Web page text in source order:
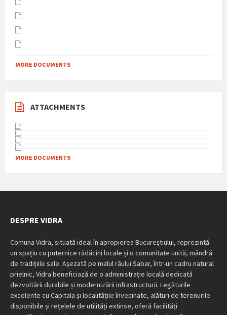
MORE DOCUMENTS
ATTACHMENTS
MORE DOCUMENTS
DESPRE VIDRA
Comuna Vidra, situată ideal în apropierea Bucureștiului, reprezintă
un spațiu cu puternice rădăcini locale și o comunitate unită, mândră
de tradițiile sale. Așezată pe malul râului Sabar, într-un cadru natural
prielnic, Vidra beneficiază de o administrație locală dedicată
dezvoltării durabile și modernizării infrastructurii. Legăturile
excelente cu Capitala și localitățile învecinate, alături de terenurile
disponibile și rețelele de utilități extinse, oferă facilități